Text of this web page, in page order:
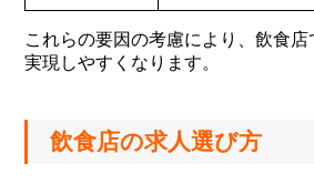
これらの要因の考慮により、飲食
実現しやすくなります。
飲食店の求人選び方